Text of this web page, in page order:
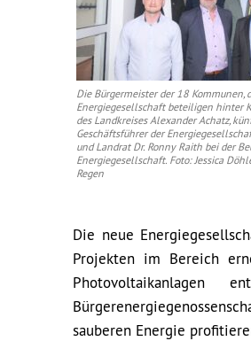
Die Bürgermeister der 18 Kommunen,
Energiegesellschaft beteiligen hinter
des Landkreises Alexander Achatz,
Geschäftsführer der
und Landrat Dr. Ronny Raith bei der
Energiegesellschaft. Foto: Jessica
Regen
Die neue
Projekten im Bereich
sauberen Energie